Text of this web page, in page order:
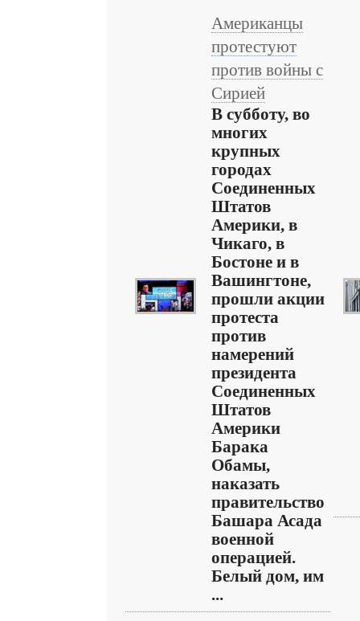
Американцы
протестуют
против войны с
Сирией
В субботу, во
многих
крупных
городах
Соединенных
Штатов
Америки, в
Чикаго, в
Бостоне и в
Вашингтоне,
прошли акции
протеста
против
намерений
президента
Соединенных
Штатов
Америки
Барака
Обамы,
наказать
правительство
Башара Асада
военной
операцией.
Белый дом, им
...